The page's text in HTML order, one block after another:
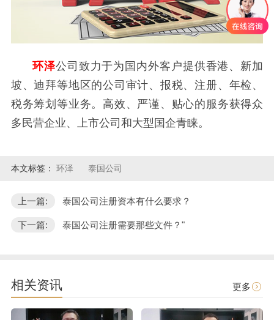
环泽公司致力于为国内外客户提供香港、新加
坡、迪拜等地区的公司审计、报税、注册、年检、
税务筹划等业务。高效、严谨、贴心的服务获得众
多民营企业、上市公司和大型国企青睐。
本文标签： 环泽 泰国公司
上一篇: 泰国公司注册资本有什么要求？
下一篇: 泰国公司注册需要那些文件？"
相关资讯 更多